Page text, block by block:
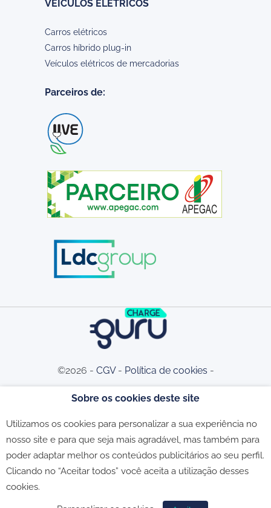
VEÍCULOS ELETRICOS
Carros elétricos
Carros híbrido plug-in
Veículos elétricos de mercadorias
Parceiros de:
©2026 - CGV- Política de cookies -
Reclamações
Sobre os cookies deste site
Utilizamos os cookies para personalizar a sua experiência no
nosso site e para que seja mais agradável, mas também para
poder adaptar melhor os conteúdos publicitários ao seu perfil.
Clicando no “Aceitar todos” você aceita a utilização desses
cookies.